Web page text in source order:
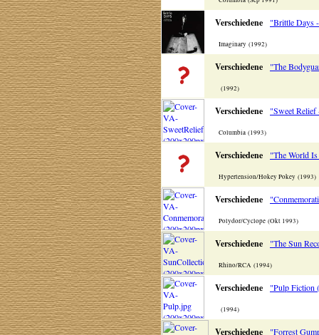
Verschiedene "Brittle Days
Imaginary (1992)
Verschiedene "The
(1992)
Verschiedene "Sweet
Columbia (1993)
Verschiedene "The World
Hypertension/Hokey Pokey (1993)
Verschiedene
Polydor/Cyclope (Okt 1993)
Verschiedene "The Sun
Rhino/RCA (1994)
Verschiedene "Pulp Fiction
(1994)
Verschiedene "Forrest